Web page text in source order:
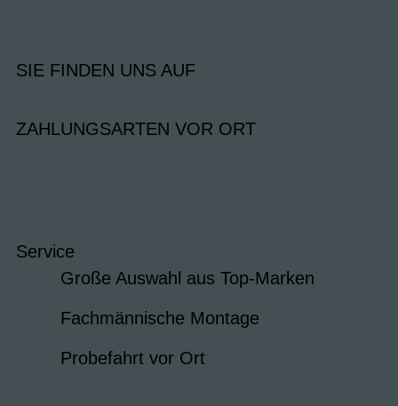
SIE FINDEN UNS AUF
ZAHLUNGSARTEN VOR ORT
Service
Große Auswahl aus Top-Marken
Fachmännische Montage
Probefahrt vor Ort